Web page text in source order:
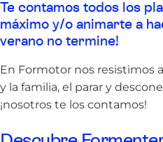
Te contamos todos los
máximo y/o animarte a
verano no termine!
En Formotor nos resistimos
y la familia, el parar y
¡nosotros te los contamos!